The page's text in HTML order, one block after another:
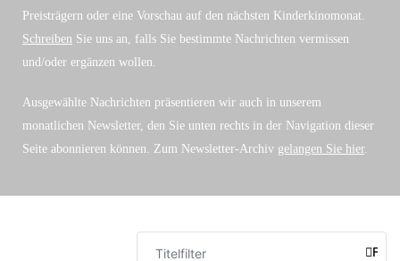
Preisträgern oder eine Vorschau auf den nächsten Kinderkinomonat.
Schreiben Sie uns an, falls Sie bestimmte Nachrichten vermissen
und/oder ergänzen wollen.
Ausgewählte Nachrichten präsentieren wir auch in unserem
monatlichen Newsletter, den Sie unten rechts in der Navigation dieser
Seite abonnieren können. Zum Newsletter-Archiv gelangen Sie hier.